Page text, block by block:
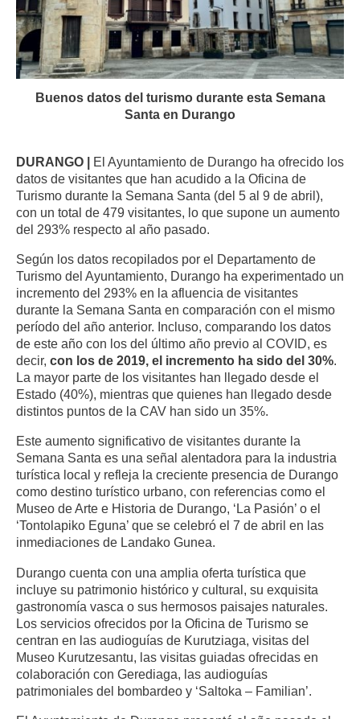
Buenos datos del turismo durante esta Semana
Santa en Durango
DURANGO | El Ayuntamiento de Durango ha ofrecido los
datos de visitantes que han acudido a la Oficina de
Turismo durante la Semana Santa (del 5 al 9 de abril),
con un total de 479 visitantes, lo que supone un aumento
del 293% respecto al año pasado.
Según los datos recopilados por el Departamento de
Turismo del Ayuntamiento, Durango ha experimentado un
incremento del 293% en la afluencia de visitantes
durante la Semana Santa en comparación con el mismo
período del año anterior. Incluso, comparando los datos
de este año con los del último año previo al COVID, es
decir, con los de 2019, el incremento ha sido del 30%.
La mayor parte de los visitantes han llegado desde el
Estado (40%), mientras que quienes han llegado desde
distintos puntos de la CAV han sido un 35%.
Este aumento significativo de visitantes durante la
Semana Santa es una señal alentadora para la industria
turística local y refleja la creciente presencia de Durango
como destino turístico urbano, con referencias como el
Museo de Arte e Historia de Durango, ‘La Pasión’ o el
‘Tontolapiko Eguna’ que se celebró el 7 de abril en las
inmediaciones de Landako Gunea.
Durango cuenta con una amplia oferta turística que
incluye su patrimonio histórico y cultural, su exquisita
gastronomía vasca o sus hermosos paisajes naturales.
Los servicios ofrecidos por la Oficina de Turismo se
centran en las audioguías de Kurutziaga, visitas del
Museo Kurutzesantu, las visitas guiadas ofrecidas en
colaboración con Gerediaga, las audioguías
patrimoniales del bombardeo y ‘Saltoka – Familian’.